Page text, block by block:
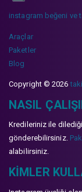
instagram beğeni ve
Araçlar
Paketler
Blog
Copyright © 2026
NASIL
Kredileriniz ile
gönderebilirsiniz.
alabilirsiniz.
KIMLER